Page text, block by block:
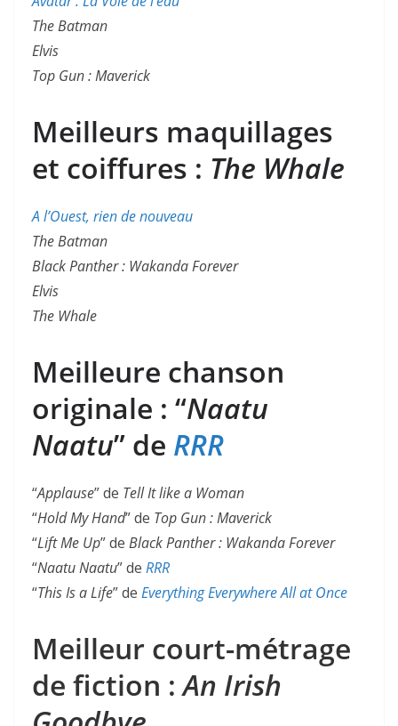
The Batman
Elvis
Top Gun : Maverick
Meilleurs maquillages
et coiffures : The Whale
A l’Ouest, rien de nouveau
The Batman
Black Panther : Wakanda Forever
Elvis
The Whale
Meilleure chanson
originale : “Naatu
Naatu” de RRR
“Applause” de Tell It like a Woman
“Hold My Hand” de Top Gun : Maverick
“Lift Me Up” de Black Panther : Wakanda Forever
“Naatu Naatu” de RRR
“This Is a Life” de Everything Everywhere All at Once
Meilleur court-métrage
de fiction :An Irish